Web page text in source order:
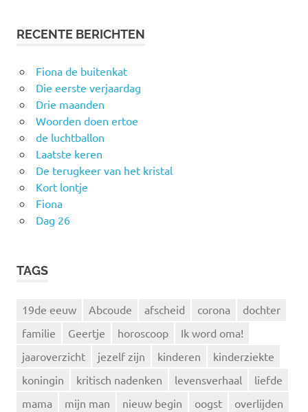
RECENTE BERICHTEN
Fiona de buitenkat
Die eerste verjaardag
Drie maanden
Woorden doen ertoe
de luchtballon
Laatste keren
De terugkeer van het kristal
Kort lontje
Fiona
Dag 26
TAGS
19de eeuw Abcoude afscheid corona
dochter
familie
Geertje horoscoop
Ik word oma!
jaaroverzicht
jezelf zijn kinderen
kinderziekte
koningin
kritisch nadenken levensverhaal
liefde
mama
mijn man nieuw begin oogst overlijden